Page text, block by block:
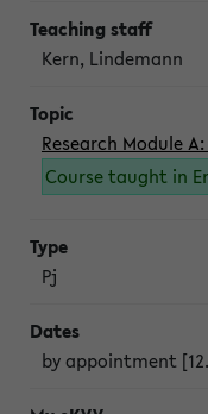
Kern, Lindemann
Research Module
Course taught in
Pj
by appointment